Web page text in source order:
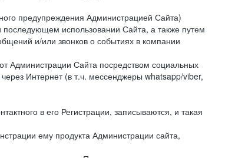
предупреждения Администрацией Сайта)
использовании Сайта, а также путем
и/или звонков о событиях в компании
Администрации Сайта посредством социальных
Интернет (в т.ч. мессенджеры whatsapp/viber,
в его Регистрации, записываются, и такая
ему продукта Администрации сайта,